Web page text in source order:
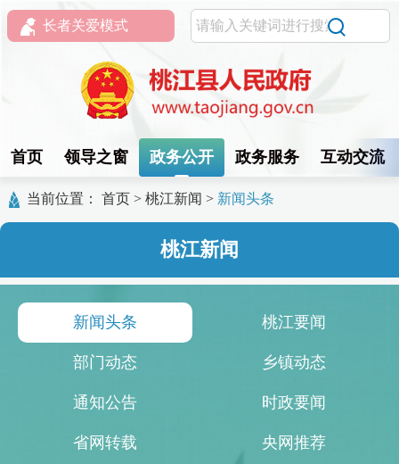
长者关爱模式
首页 领导之窗 政务公开 政务服务 互动交流
当前位置： 首页 > 桃江新闻 > 新闻头条
桃江新闻
新闻头条 桃江要闻
部门动态 乡镇动态
通知公告 时政要闻
省网转载 央网推荐